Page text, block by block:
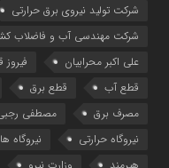
شرکت تولید نیروی برق حرارتی
شرکت مهندسی آب و فاضلاب
علی اکبر محرابیان
فیروز
قطع آب
قطع برق
مصرف برق
مصطفی
نیروگاه حرارتی
نیروگاه‌